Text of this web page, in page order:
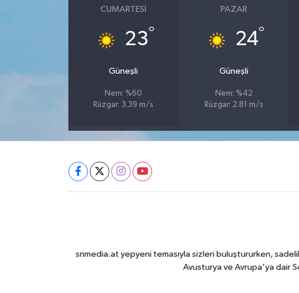
CUMARTESI
23°
Güneşli
Nem: %60
Rüzgar: 3.39 m/s
PAZAR
24°
Güneşli
Nem: %42
Rüzgar: 2.81 m/s
snmedia.at yepyeni temasıyla sizleri buluştururken,
Avusturya ve Avrupa'ya dair